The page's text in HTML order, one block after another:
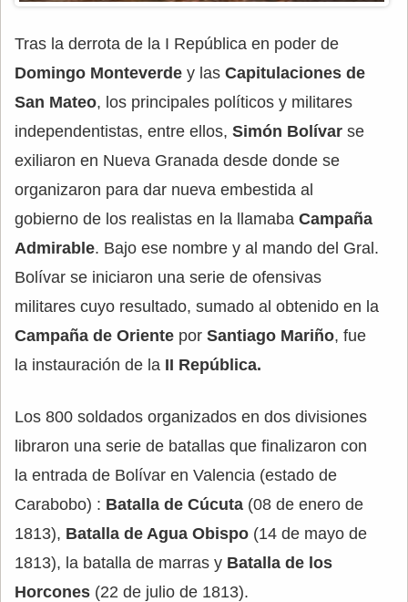
Tras la derrota de la I República en poder de
Domingo Monteverde y las Capitulaciones de
San Mateo, los principales políticos y militares
independentistas, entre ellos, Simón Bolívar se
exiliaron en Nueva Granada desde donde se
organizaron para dar nueva embestida al
gobierno de los realistas en la llamaba Campaña
Admirable. Bajo ese nombre y al mando del Gral.
Bolívar se iniciaron una serie de ofensivas
militares cuyo resultado, sumado al obtenido en la
Campaña de Oriente por Santiago Mariño, fue
la instauración de la II República.
Los 800 soldados organizados en dos divisiones
libraron una serie de batallas que finalizaron con
la entrada de Bolívar en Valencia (estado de
Carabobo) : Batalla de Cúcuta (08 de enero de
1813), Batalla de Agua Obispo (14 de mayo de
1813), la batalla de marras y Batalla de los
Horcones (22 de julio de 1813).